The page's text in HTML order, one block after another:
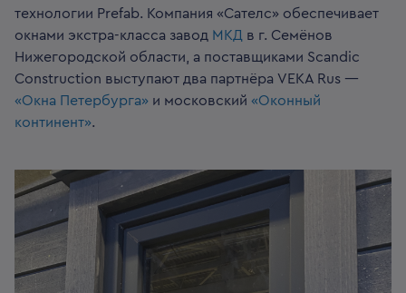
технологии Prefab. Компания «Сателс» обеспечивает
окнами экстра-класса завод МКД в г. Семёнов
Нижегородской области, а поставщиками Scandic
Construction выступают два партнёра VEKA Rus —
«Окна Петербурга» и московский «Оконный
континент».